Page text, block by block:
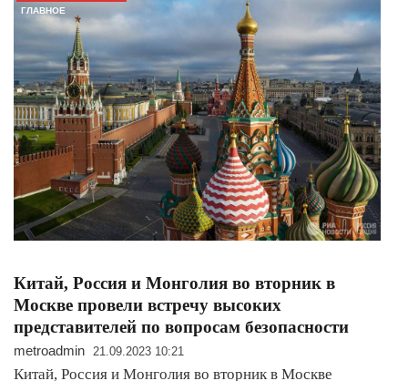
ГЛАВНОЕ
Китай, Россия и Монголия во вторник в
Москве провели встречу высоких
представителей по вопросам безопасности
metroadmin 21.09.2023 10:21
Китай, Россия и Монголия во вторник в Москве